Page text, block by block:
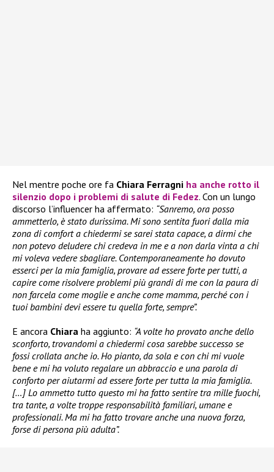
Nel mentre poche ore fa Chiara Ferragni ha anche rotto il
silenzio dopo i problemi di salute di Fedez. Con un lungo
discorso l’influencer ha affermato: “Sanremo, ora posso
ammetterlo, è stato durissima. Mi sono sentita fuori dalla mia
zona di comfort a chiedermi se sarei stata capace, a dirmi che
non potevo deludere chi credeva in me e a non darla vinta a chi
mi voleva vedere sbagliare. Contemporaneamente ho dovuto
esserci per la mia famiglia, provare ad essere forte per tutti, a
capire come risolvere problemi più grandi di me con la paura di
non farcela come moglie e anche come mamma, perché con i
tuoi bambini devi essere tu quella forte, sempre”.
E ancora Chiara ha aggiunto: “A volte ho provato anche dello
sconforto, trovandomi a chiedermi cosa sarebbe successo se
fossi crollata anche io. Ho pianto, da sola e con chi mi vuole
bene e mi ha voluto regalare un abbraccio e una parola di
conforto per aiutarmi ad essere forte per tutta la mia famiglia.
[…] Lo ammetto tutto questo mi ha fatto sentire tra mille fuochi,
tra tante, a volte troppe responsabilità familiari, umane e
professionali. Ma mi ha fatto trovare anche una nuova forza,
forse di persona più adulta”.